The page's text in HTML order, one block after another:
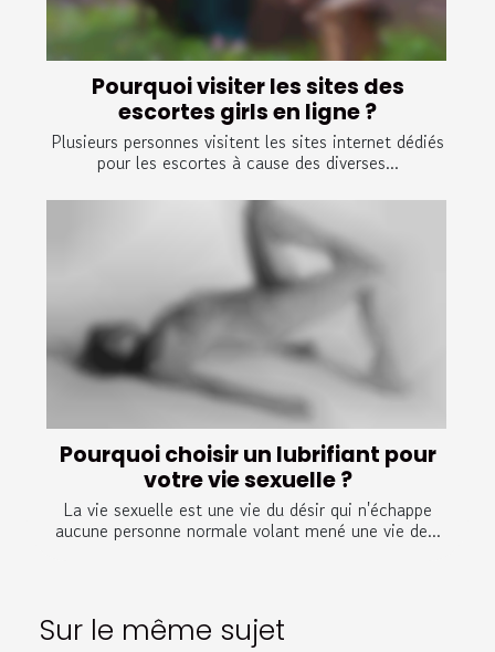
Pourquoi visiter les sites des
escortes girls en ligne ?
Plusieurs personnes visitent les sites internet dédiés
pour les escortes à cause des diverses...
Pourquoi choisir un lubrifiant pour
votre vie sexuelle ?
La vie sexuelle est une vie du désir qui n'échappe
aucune personne normale volant mené une vie de...
Sur le même sujet